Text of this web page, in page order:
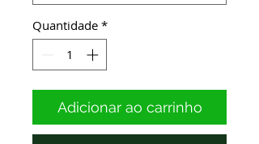
Quantidade *
Adicionar ao carrinho